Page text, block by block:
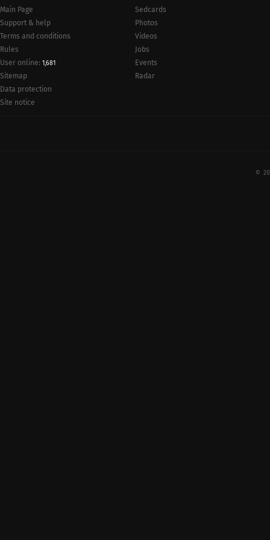
Main Page
Support & help
Terms and conditions
Rules
User online: 1,681
Sitemap
Data protection
Site notice
Sedcards
Photos
Videos
Jobs
Events
Radar
©